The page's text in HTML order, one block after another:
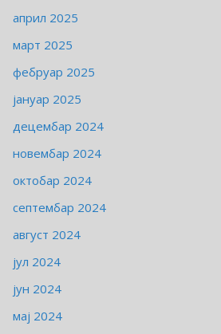
април 2025
март 2025
фебруар 2025
јануар 2025
децембар 2024
новембар 2024
октобар 2024
септембар 2024
август 2024
јул 2024
јун 2024
мај 2024